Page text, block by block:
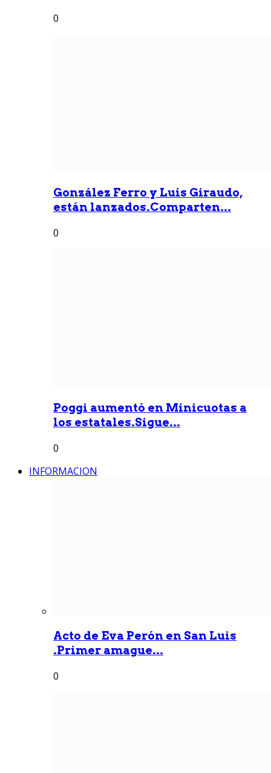
0
González Ferro y Luis Giraudo,
están lanzados.Comparten...
0
Poggi aumentó en Minicuotas a
los estatales.Sigue...
0
INFORMACION
Acto de Eva Perón en San Luis
.Primer amague...
0